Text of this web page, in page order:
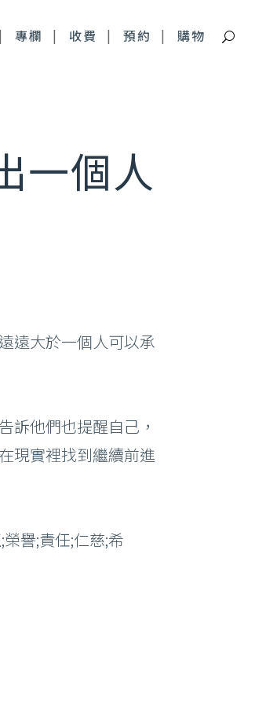
疤 皮下剝離
專欄 收費 預約 購物
一個人
遠大於一個人可以承
訴他們也提醒自己，
現實裡找到繼續前進
譽;責任;仁慈;希